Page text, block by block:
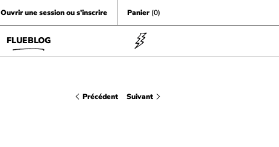
Ouvrir une session ou s'inscrire Panier(0)
FLUEBLOG
Précédent Suivant